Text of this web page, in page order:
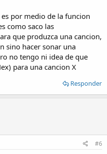
por medio de la funcion
como saco las
que produzca una cancion,
sino hacer sonar una
no tengo ni idea de que
para una cancion X
Responder
#6